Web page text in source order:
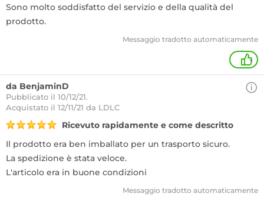
Sono molto soddisfatto del servizio e della qualità del
prodotto.
Messaggio tradotto automaticamente
+
da BenjaminD
Pubblicato il 10/12/21.
Acquistato il 12/11/21 da LDLC
Ricevuto rapidamente e come descritto
Il prodotto era ben imballato per un trasporto sicuro.
La spedizione è stata veloce.
L'articolo era in buone condizioni
Messaggio tradotto automaticamente